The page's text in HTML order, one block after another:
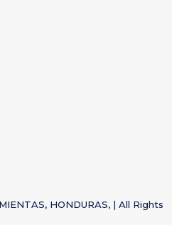
HONDURAS, | All Rights